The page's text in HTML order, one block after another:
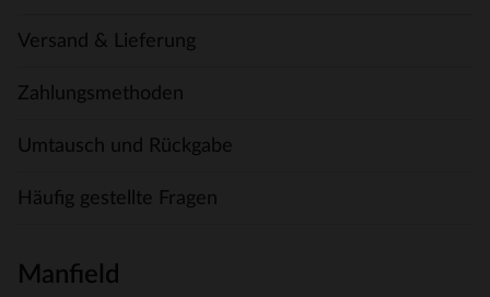
Versand & Lieferung
Zahlungsmethoden
Umtausch und Rückgabe
Häufig gestellte Fragen
Manfield